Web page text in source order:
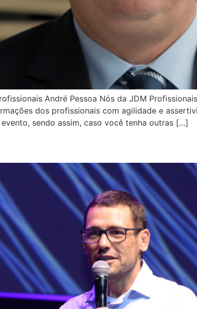
André Pessoa Nós da JDM
dos profissionais com agilidade e
sendo assim, caso você tenha outras […]